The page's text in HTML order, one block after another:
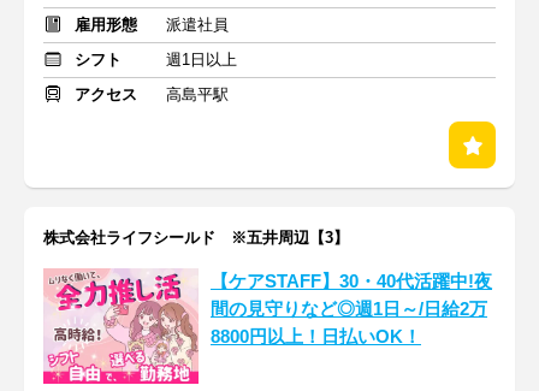
雇用形態
派遣社員
シフト
週1日以上
アクセス
高島平駅
株式会社ライフシールド ※五井周辺【3】
【ケアSTAFF】30・40代活躍中!夜
間の見守りなど◎週1日～/日給2万
8800円以上！日払いOK！